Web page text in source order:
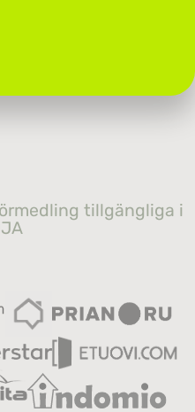
tillgängliga i